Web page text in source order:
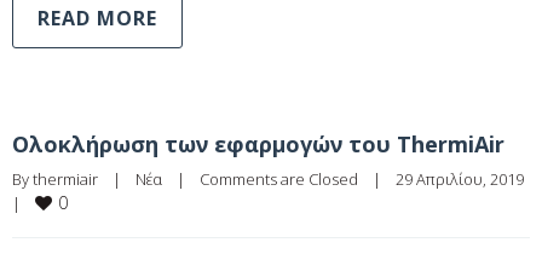
READ MORE
Ολοκλήρωση των εφαρμογών του ThermiAir
By thermiair | Νέα | Comments are Closed |
|
0